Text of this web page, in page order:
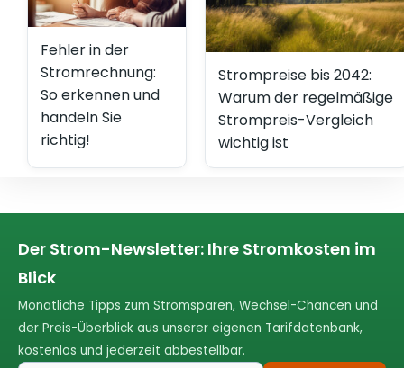
Fehler in der
Stromrechnung:
So erkennen und
handeln Sie
richtig!
Strompreise bis 2042:
Warum der regelmäßige
Strompreis-Vergleich
wichtig ist
Der Strom-Newsletter: Ihre Stromkosten im
Blick
Monatliche Tipps zum Stromsparen, Wechsel-Chancen und
der Preis-Überblick aus unserer eigenen Tarifdatenbank,
kostenlos und jederzeit abbestellbar.